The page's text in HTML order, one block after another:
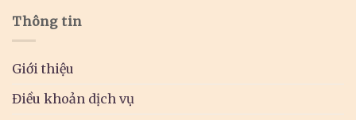
Thông tin
Giới thiệu
Điều khoản dịch vụ